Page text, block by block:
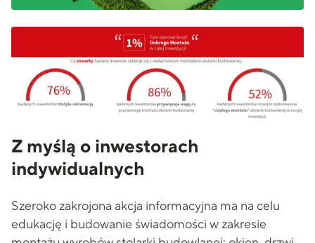
Z myślą o inwestorach
indywidualnych
Szeroko zakrojona akcja informacyjna ma na celu
edukację i budowanie świadomości w zakresie